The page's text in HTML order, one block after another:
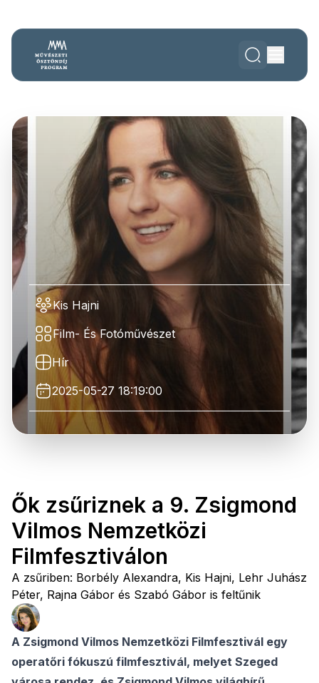
Kis Hajni
Film- És Fotóművészet
Hír
2025-05-27 18:19:00
Ők zsűriznek a 9. Zsigmond
Vilmos Nemzetközi
Filmfesztiválon
A zsűriben: Borbély Alexandra, Kis Hajni, Lehr Juhász
Péter, Rajna Gábor és Szabó Gábor is feltűnik
A Zsigmond Vilmos Nemzetközi Filmfesztivál egy
operatőri fókuszú filmfesztivál, melyet Szeged